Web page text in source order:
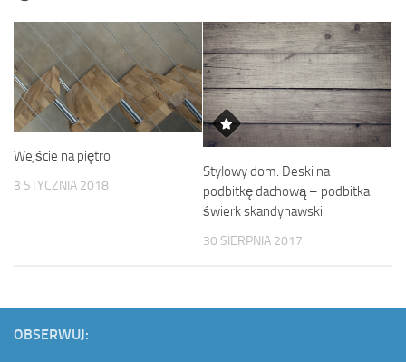
Wejście na piętro
3 STYCZNIA 2018
Stylowy dom. Deski na
podbitkę dachową – podbitka
świerk skandynawski.
30 SIERPNIA 2017
OBSERWUJ: